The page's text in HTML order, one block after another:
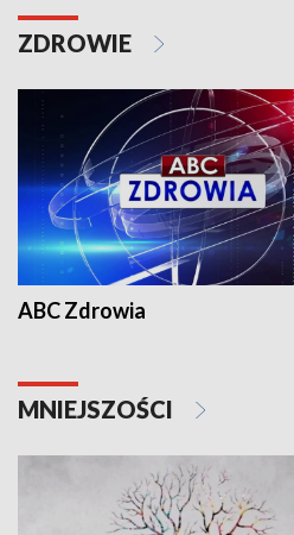
ZDROWIE
ABC Zdrowia
MNIEJSZOŚCI